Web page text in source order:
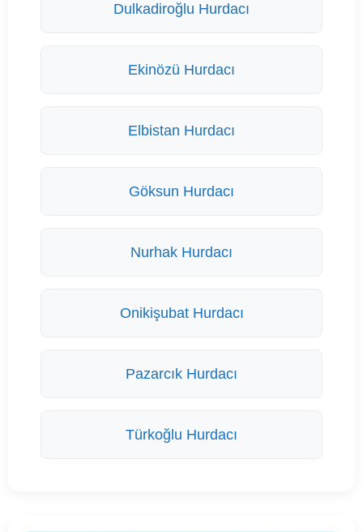
Dulkadiroğlu Hurdacı
Ekinözü Hurdacı
Elbistan Hurdacı
Göksun Hurdacı
Nurhak Hurdacı
Onikişubat Hurdacı
Pazarcık Hurdacı
Türkoğlu Hurdacı